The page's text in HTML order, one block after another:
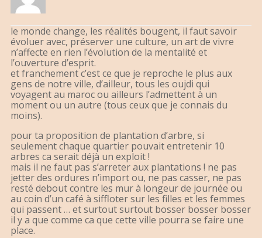
le monde change, les réalités bougent, il faut savoir
évoluer avec, préserver une culture, un art de vivre
n’affecte en rien l’évolution de la mentalité et
l’ouverture d’esprit.
et franchement c’est ce que je reproche le plus aux
gens de notre ville, d’ailleur, tous les oujdi qui
voyagent au maroc ou ailleurs l’admettent à un
moment ou un autre (tous ceux que je connais du
moins).
pour ta proposition de plantation d’arbre, si
seulement chaque quartier pouvait entretenir 10
arbres ca serait déjà un exploit !
mais il ne faut pas s’arreter aux plantations ! ne pas
jetter des ordures n’import ou, ne pas casser, ne pas
resté debout contre les mur à longeur de journée ou
au coin d’un café à siffloter sur les filles et les femmes
qui passent … et surtout surtout bosser bosser bosser
il y a que comme ca que cette ville pourra se faire une
place.